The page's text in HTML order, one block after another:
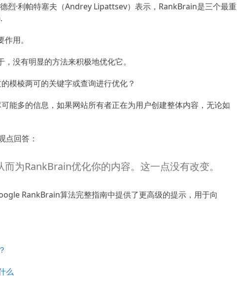
烈·利帕特塞夫（Andrey Lipattsev）表示，RankBrain是三个最重
用。
没有明显的方法来积极地优化它。
模棱两可的关键字或查询进行优化？
能多的信息，如果网站所有者正在为用户创建整体内容，无论如
点回答：
为RankBrain优化你的内容。 这一点没有改变。
RankBrain算法完整指南中提供了更高级的提示，用于向
么